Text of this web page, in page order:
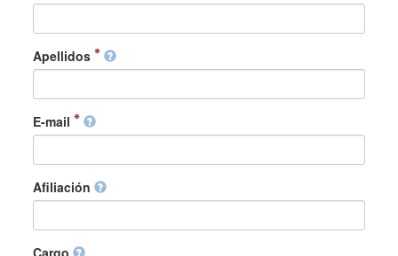
Apellidos
E-mail
Afiliación
Cargo